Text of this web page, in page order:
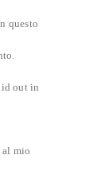
questo
out in
mio